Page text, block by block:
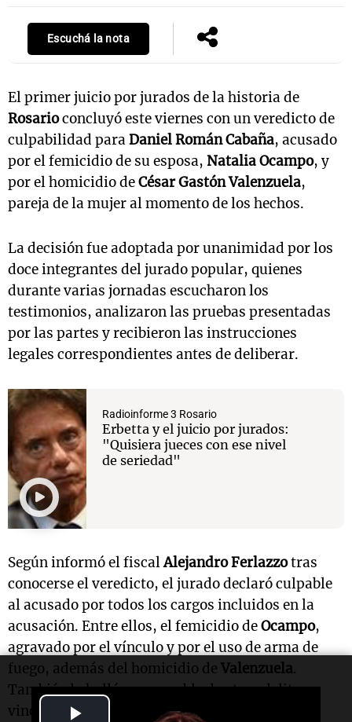
Escuchá la nota
El primer juicio por jurados de la historia de
Rosarioconcluyó este viernes con un veredicto de
culpabilidad paraDaniel Román Cabaña, acusado
por el femicidio de su esposa, Natalia Ocampo, y
por el homicidio deCésar Gastón Valenzuela,
pareja de la mujer al momento de los hechos.
La decisión fue adoptada por unanimidad por los
doce integrantes del jurado popular, quienes
durante varias jornadas escucharon los
testimonios, analizaron las pruebas presentadas
por las partes y recibieron las instrucciones
legales correspondientes antes de deliberar.
Radioinforme 3 Rosario
Erbetta y el juicio por jurados:
"Quisiera jueces con ese nivel
de seriedad"
Según informó el fiscalAlejandro Ferlazzotras
conocerse el veredicto, el jurado declaró culpable
al acusado por todos los cargos incluidos en la
acusación. Entre ellos, el femicidio deOcampo,
agravado por el vínculo y por el uso de arma de
fuego, además del homicidio de Valenzuela.
También lo halló responsable de otros delitos
vinculados a la causa, como amenazas, daños,